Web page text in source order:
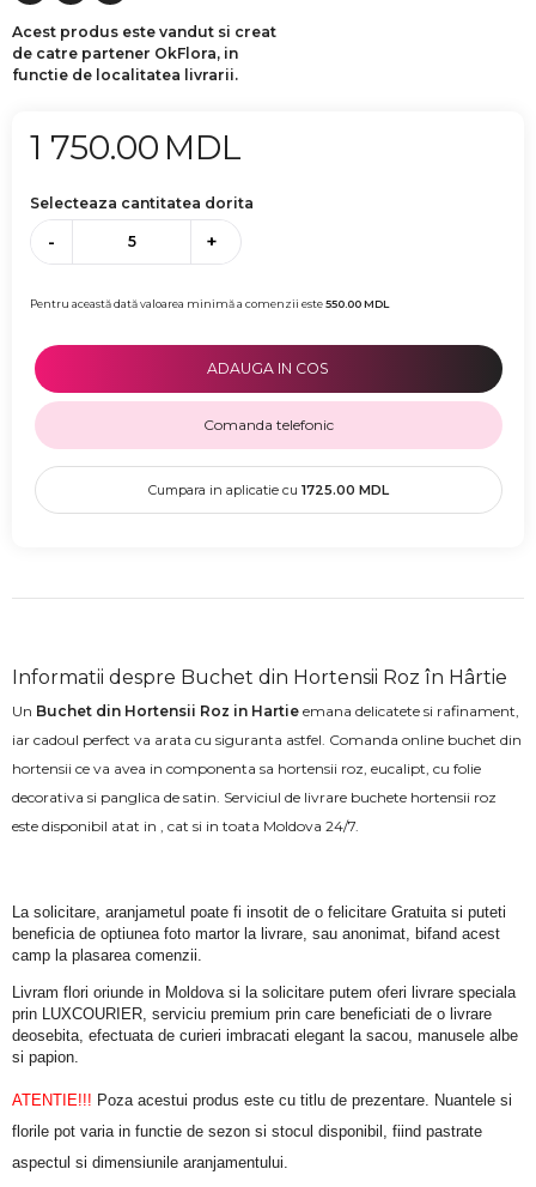
Acest produs este vandut si creat
de catre partener OkFlora, in
functie de localitatea livrarii.
1 750.00 MDL
Selecteaza cantitatea dorita
- +
Pentru această dată valoarea minimă a comenzii este550.00MDL
ADAUGA IN COS
Comanda telefonic
Cumpara in aplicatie cu 1725.00 MDL
Informatii despre Buchet din Hortensii Roz în Hârtie
Un Buchet din Hortensii Roz in Hartie emana delicatete si rafinament,
iar cadoul perfect va arata cu siguranta astfel. Comanda online buchet din
hortensii ce va avea in componenta sa hortensii roz, eucalipt, cu folie
decorativa si panglica de satin. Serviciul de livrare buchete hortensii roz
este disponibil atat in , cat si in toata Moldova 24/7.
La solicitare, aranjametul poate fi insotit de o felicitare Gratuita si puteti
beneficia de optiunea foto martor la livrare, sau anonimat, bifand acest
camp la plasarea comenzii.
Livram flori oriunde in Moldova si la solicitare putem oferi livrare speciala
prin LUXCOURIER, serviciu premium prin care beneficiati de o livrare
deosebita, efectuata de curieri imbracati elegant la sacou, manusele albe
si papion.
ATENTIE!!! Poza acestui produs este cu titlu de prezentare. Nuantele si
florile pot varia in functie de sezon si stocul disponibil, fiind pastrate
aspectul si dimensiunile aranjamentului.